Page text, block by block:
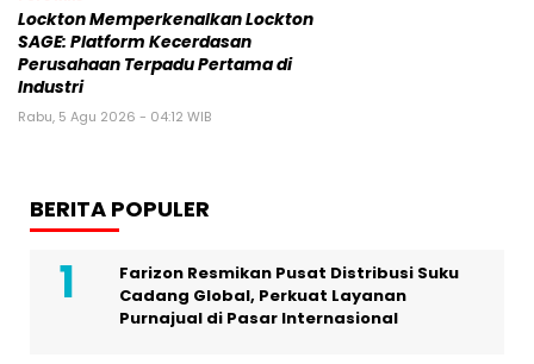
Lockton Memperkenalkan Lockton
SAGE: Platform Kecerdasan
Perusahaan Terpadu Pertama di
Industri
Rabu, 5 Agu 2026 - 04:12 WIB
BERITA POPULER
Farizon Resmikan Pusat Distribusi Suku
Cadang Global, Perkuat Layanan
Purnajual di Pasar Internasional